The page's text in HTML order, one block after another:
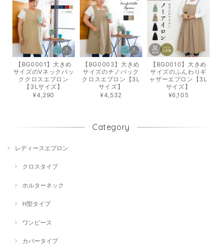
【BG0001】大きめ
サイズのVネックバッ
ククロスエプロン
【3Lサイズ】
¥4,290
【BG0003】大きめ
サイズのチノバック
クロスエプロン【3L
サイズ】
¥4,532
【BG0010】大きめ
サイズのふんわりギ
ャザーエプロン【3L
サイズ】
¥6,105
Category
レディースエプロン
クロスタイプ
ホルターネック
H型タイプ
ワンピース
カバータイプ